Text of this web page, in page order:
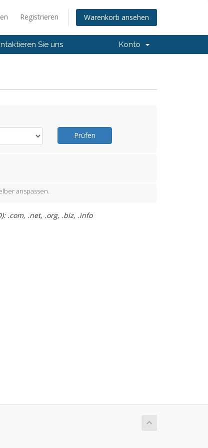
Registrieren Warenkorb ansehen
Sie uns Konto
Prüfen
anspassen.
.com, .net, .org, .biz, .info